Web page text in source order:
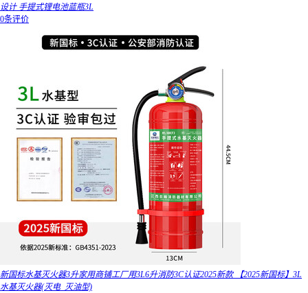
设计 手提式锂电池蓝瓶3L
0条评价
新国标水基灭火器3升家用商铺工厂用3L6升消防3C认证2025新款 【2025新国标】3L
水基灭火器(灭电_灭油型)